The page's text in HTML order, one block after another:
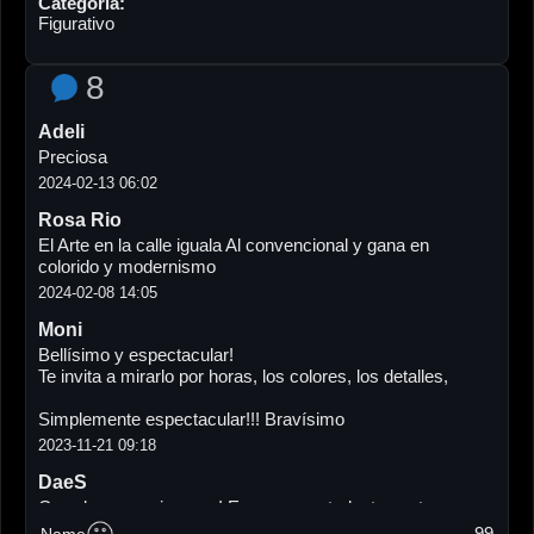
Figurativo
8
Adeli
Preciosa
2024-02-13 06:02
Rosa Rio
El Arte en la calle iguala Al convencional y gana en
colorido y modernismo
2024-02-08 14:05
Moni
Bellísimo y espectacular!
Te invita a mirarlo por horas, los colores, los detalles,
Simplemente espectacular!!! Bravísimo
2023-11-21 09:18
DaeS
Grande como siempre ! Eres un mastodonte,pantera,
dinosaurio, verrocirraptor, bicharraco y un artista como la